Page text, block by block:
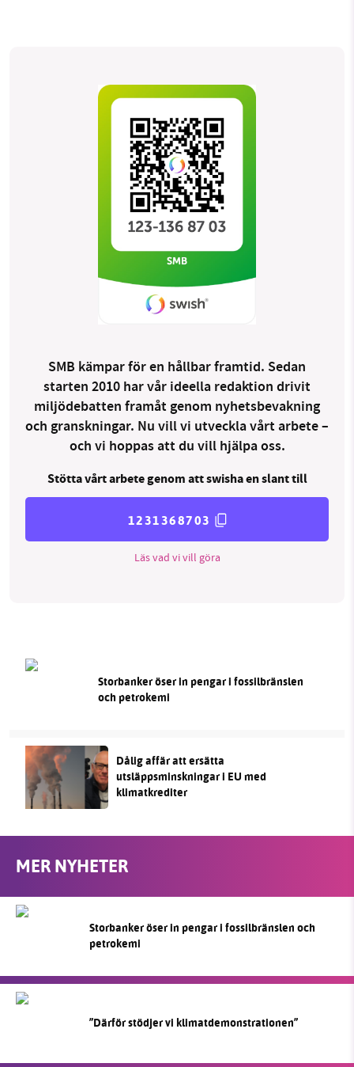
SMB kämpar för en hållbar framtid. Sedan
starten 2010 har vår ideella redaktion drivit
miljödebatten framåt genom nyhetsbevakning
och granskningar. Nu vill vi utveckla vårt arbete –
och vi hoppas att du vill hjälpa oss.
Stötta vårt arbete genom att swisha en slant till
1231368703
Läs vad vi vill göra
Storbanker öser in pengar i fossilbränslen
och petrokemi
Dålig affär att ersätta
utsläppsminskningar i EU med
klimatkrediter
MER NYHETER
Storbanker öser in pengar i fossilbränslen och
petrokemi
”Därför stödjer vi klimatdemonstrationen”